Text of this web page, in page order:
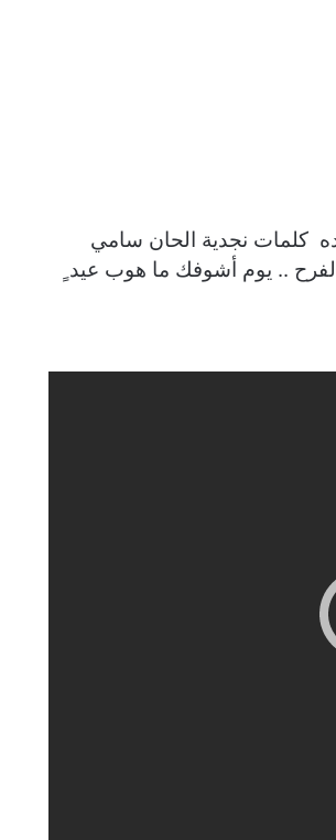
كلمات نجدية الحان سامي
.. يوم أشوفك ما هوب عيد